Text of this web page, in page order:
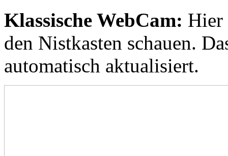
Klassische WebCam: Hier
den Nistkasten schauen.
automatisch aktualisiert.